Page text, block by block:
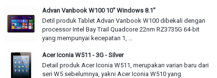
Advan Vanbook W100 10" Windows 8.1"
Detil produk Tablet Advan Vanbook W100 dibekali dengan
processor Intel Bay Trail Quadcore 22nm RZ3735G 64-bit
yang mempunyai kecepatan 1, ...
Acer Iconia W511 - 3G - Silver
Detail produk Acer Iconia W511, merupakan varian baru dari
seri W5 sebelumnya, yakni Acer Iconia W510 yang